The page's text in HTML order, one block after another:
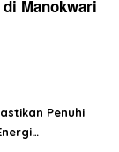
Manokwari
Penuhi